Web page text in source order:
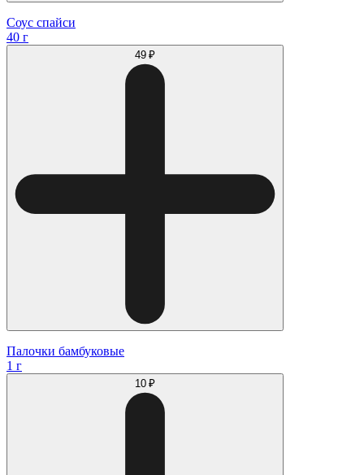
Соус спайси
40 г
49 ₽
Палочки бамбуковые
1 г
10 ₽